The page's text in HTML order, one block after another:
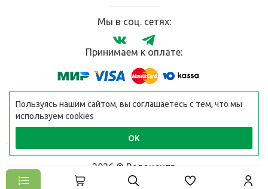
Мы в соц. сетях:
Принимаем к оплате:
2026 © Велоцентр
Разработано в
Пользуясь нашим сайтом, вы соглашаетесь с тем, что мы
используем cookies
ОК